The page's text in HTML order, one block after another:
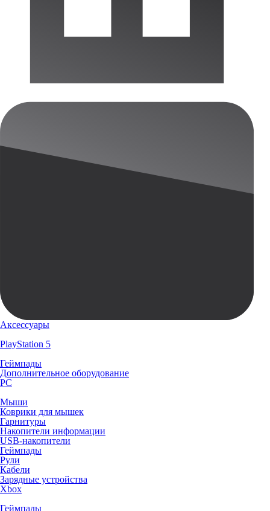
Аксессуары
PlayStation 5
Геймпады
Дополнительное оборудование
PC
Мыши
Коврики для мышек
Гарнитуры
Накопители информации
USB-накопители
Геймпады
Рули
Кабели
Зарядные устройства
Xbox
Геймпады